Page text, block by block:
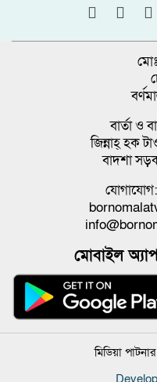
বার্তা ও
জিন্নাহ্ হক
বাদশা
মোবাইল
মিডিয়া